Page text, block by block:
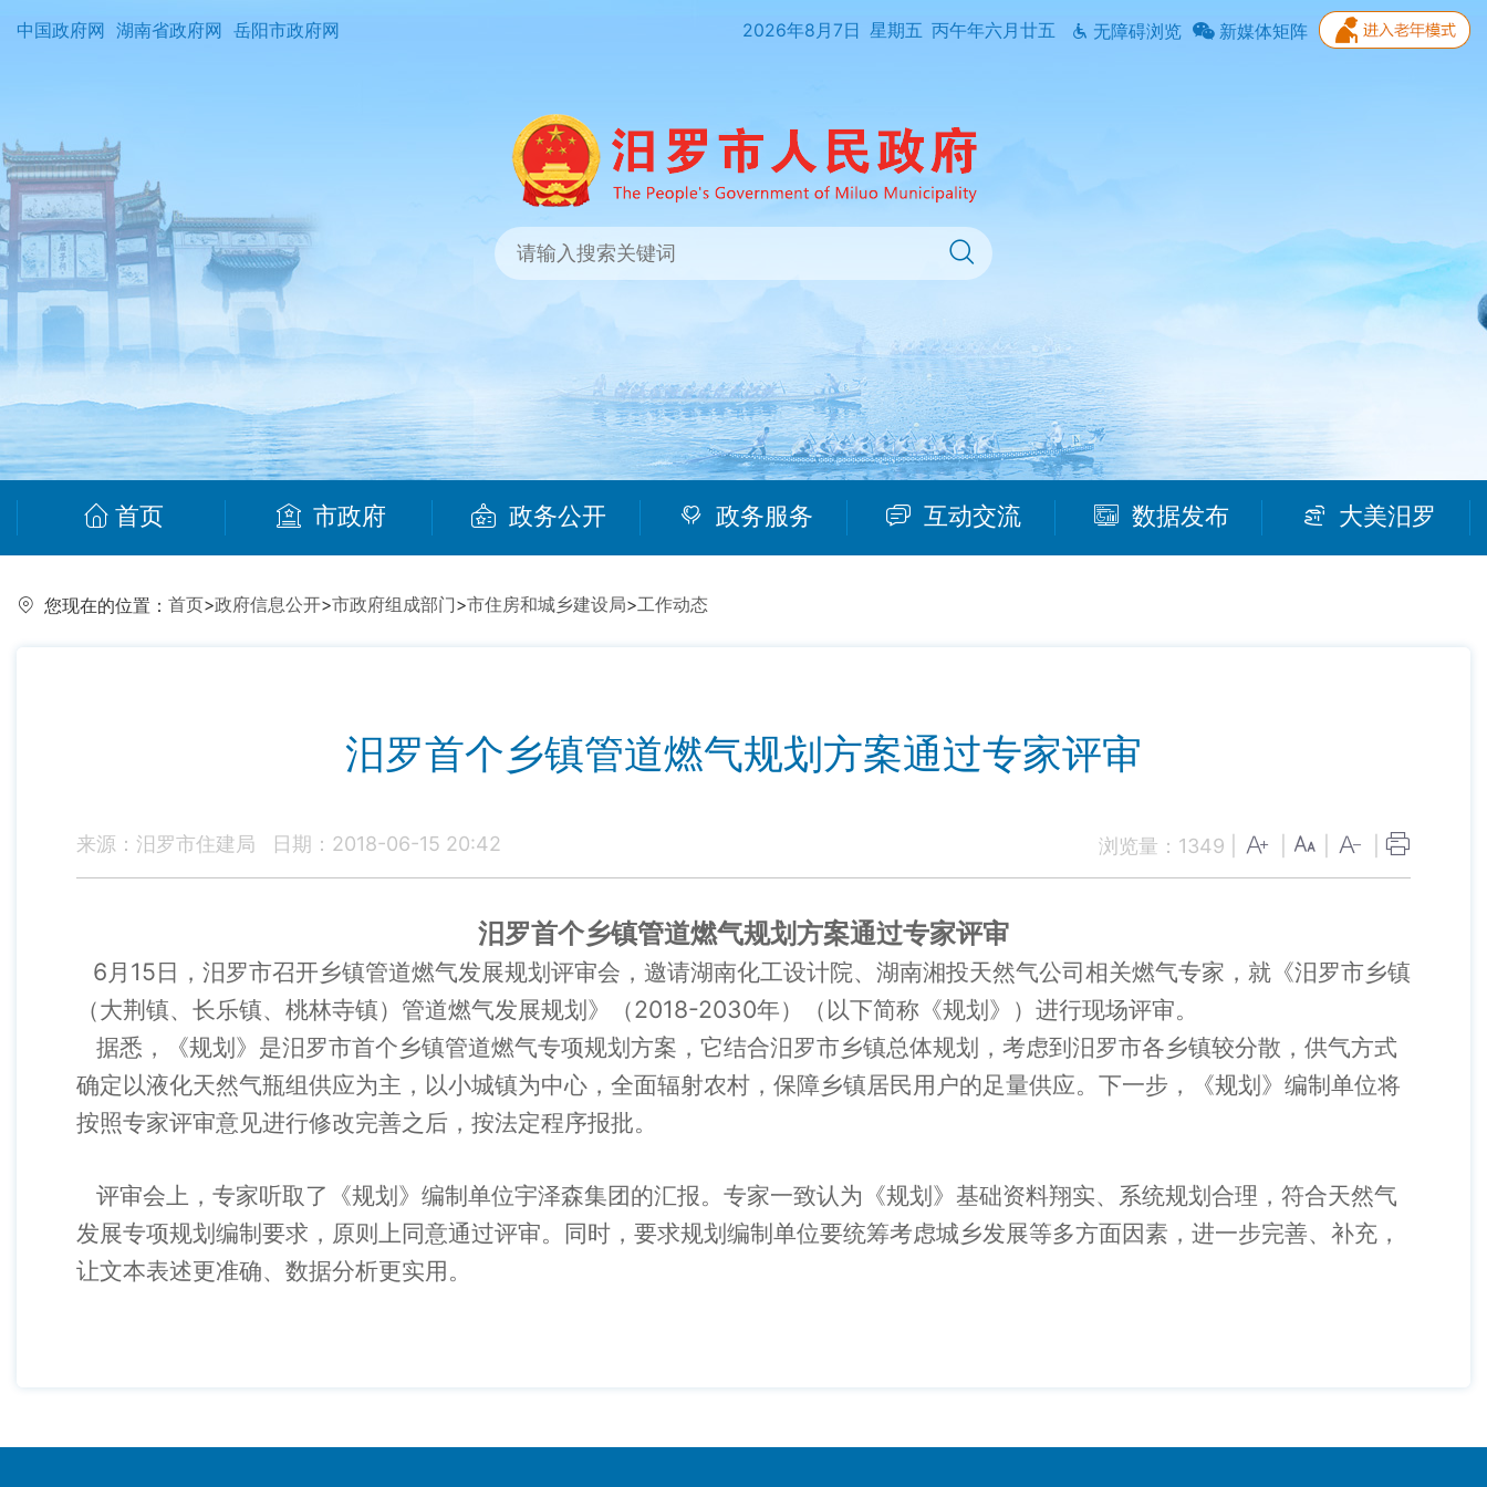
中国政府网 湖南省政府网 岳阳市政府网 2026年8月7日 星期五 丙午年六月廿五 无障碍浏览 新媒体矩阵
首页 市政府 政务公开 政务服务 互动交流 数据发布 大美汨罗
您现在的位置： 首页>政府信息公开>市政府组成部门>市住房和城乡建设局>工作动态
汨罗首个乡镇管道燃气规划方案通过专家评审
来源：汨罗市住建局 日期：2018-06-15 20:42 浏览量： 1349
汨罗首个乡镇管道燃气规划方案通过专家评审
6月15日，汨罗市召开乡镇管道燃气发展规划评审会，邀请湖南化工设计院、湖南湘投天然气公司相关燃气专家，就《汨罗市乡镇
（大荆镇、长乐镇、桃林寺镇）管道燃气发展规划》（2018-2030年）（以下简称《规划》）进行现场评审。
据悉，《规划》是汨罗市首个乡镇管道燃气专项规划方案，它结合汨罗市乡镇总体规划，考虑到汨罗市各乡镇较分散，供气方式
确定以液化天然气瓶组供应为主，以小城镇为中心，全面辐射农村，保障乡镇居民用户的足量供应。下一步，《规划》编制单位将
按照专家评审意见进行修改完善之后，按法定程序报批。
评审会上，专家听取了《规划》编制单位宇泽森集团的汇报。专家一致认为《规划》基础资料翔实、系统规划合理，符合天然气
发展专项规划编制要求，原则上同意通过评审。同时，要求规划编制单位要统筹考虑城乡发展等多方面因素，进一步完善、补充，
让文本表述更准确、数据分析更实用。